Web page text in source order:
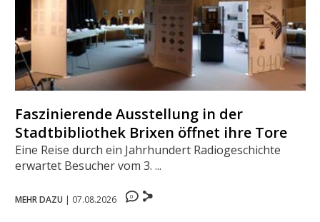
Faszinierende Ausstellung in der
Stadtbibliothek Brixen öffnet ihre Tore
Eine Reise durch ein Jahrhundert Radiogeschichte
erwartet Besucher vom 3. ...
MEHR DAZU | 07.08.2026 0